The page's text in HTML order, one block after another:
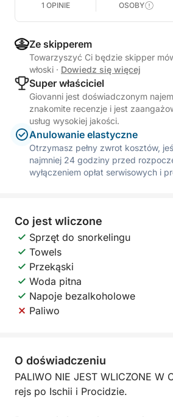
1 OPINIE OSOBY
Ze skipperem
Towarzyszyć Ci będzie skipper
włoski · Dowiedz się więcej
Super właściciel
Giovanni jest doświadczonym
znakomite recenzje i jest
usług wysokiej jakości.
Anulowanie elastyczne
Otrzymasz pełny zwrot kosztów,
najmniej 24 godziny przed
wyłączeniem opłat serwisowych i
Co jest wliczone
Sprzęt do snorkelingu
Towels
Przekąski
Woda pitna
Napoje bezalkoholowe
Paliwo
O doświadczeniu
PALIWO NIE JEST WLICZONE W
rejs po Ischii i Procidzie.